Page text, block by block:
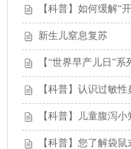
【科普】如何缓解“
新生儿窒息复苏
【“世界早产儿日”
【科普】认识过敏性
【科普】儿童腹泻
【科普】您了解袋鼠